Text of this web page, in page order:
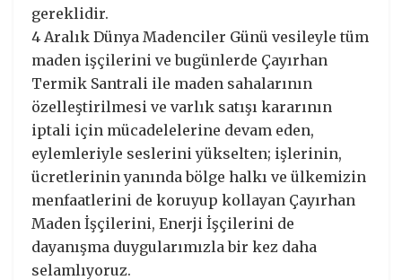
gereklidir.
4 Aralık Dünya Madenciler Günü vesileyle tüm
maden işçilerini ve bugünlerde Çayırhan
Termik Santrali ile maden sahalarının
özelleştirilmesi ve varlık satışı kararının
iptali için mücadelelerine devam eden,
eylemleriyle seslerini yükselten; işlerinin,
ücretlerinin yanında bölge halkı ve ülkemizin
menfaatlerini de koruyup kollayan Çayırhan
Maden İşçilerini, Enerji İşçilerini de
dayanışma duygularımızla bir kez daha
selamlıyoruz.